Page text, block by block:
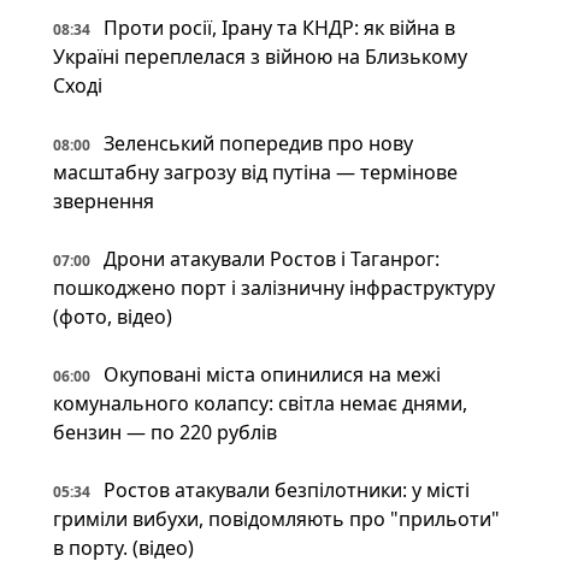
08:34
Проти росії, Ірану та КНДР: як війна в
Україні переплелася з війною на Близькому
Сході
08:00
Зеленський попередив про нову
масштабну загрозу від путіна — термінове
звернення
07:00
Дрони атакували Ростов і Таганрог:
пошкоджено порт і залізничну інфраструктуру
(фото, відео)
06:00
Окуповані міста опинилися на межі
комунального колапсу: світла немає днями,
бензин — по 220 рублів
05:34
Ростов атакували безпілотники: у місті
гриміли вибухи, повідомляють про "прильоти"
в порту. (відео)